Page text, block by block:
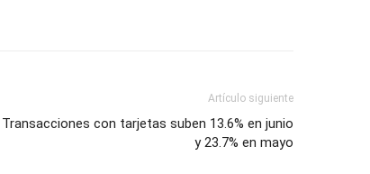
Artículo siguiente
Transacciones con tarjetas suben 13.6% en junio
y 23.7% en mayo